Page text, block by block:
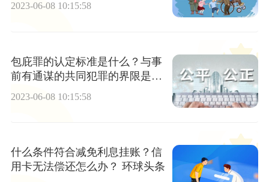
2023-06-08 10:15:58
包庇罪的认定标准是什么？与事
前有通谋的共同犯罪的界限是什
2023-06-08 10:15:58
什么条件符合减免利息挂账？信
用卡无法偿还怎么办？ 环球头条